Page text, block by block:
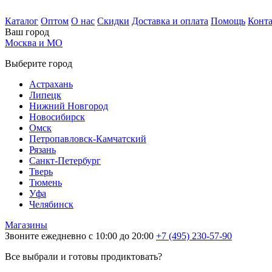
Каталог Оптом О нас Скидки Доставка и оплата Помощь
Ваш город
Москва и МО
Выберите город
Астрахань
Липецк
Нижний Новгород
Новосибирск
Омск
Петропавловск-Камчатский
Рязань
Санкт-Петербург
Тверь
Тюмень
Уфа
Челябинск
Магазины
Звоните ежедневно с 10:00 до 20:00 +7 (495) 230-57-90
Все выбрали и готовы продиктовать?